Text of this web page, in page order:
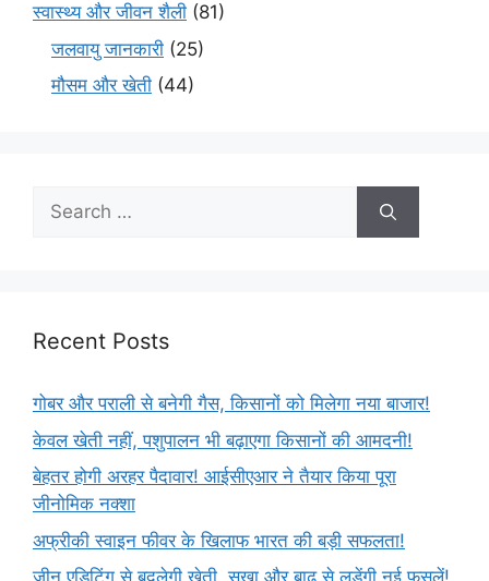
स्वास्थ्य और जीवन शैली (81)
जलवायु जानकारी (25)
मौसम और खेती (44)
Recent Posts
गोबर और पराली से बनेगी गैस, किसानों को मिलेगा नया बाजार!
केवल खेती नहीं, पशुपालन भी बढ़ाएगा किसानों की आमदनी!
बेहतर होगी अरहर पैदावार! आईसीएआर ने तैयार किया पूरा
जीनोमिक नक्शा
अफ्रीकी स्वाइन फीवर के खिलाफ भारत की बड़ी सफलता!